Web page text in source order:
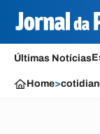
Últimas Notícias
Home>